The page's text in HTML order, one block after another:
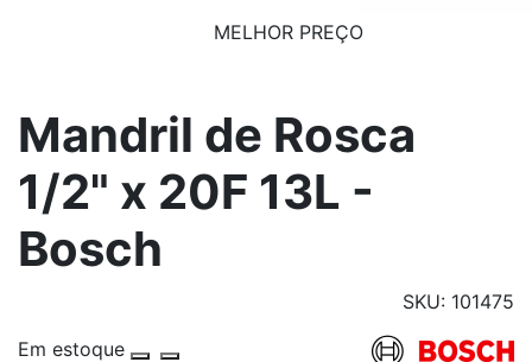
MELHOR PREÇO
Mandril de Rosca
1/2" x 20F 13L -
Bosch
SKU: 101475
Em estoque